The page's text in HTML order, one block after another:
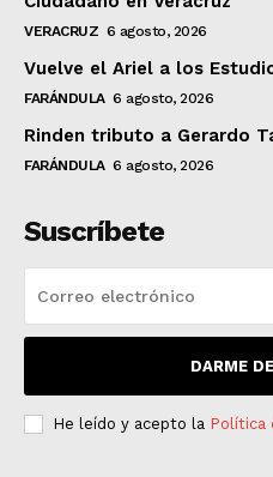
VERACRUZ 6 agosto, 2026
Vuelve el Ariel a los
FARÁNDULA 6 agosto, 2026
Rinden tributo a Gerardo
FARÁNDULA 6 agosto, 2026
Suscríbete
DARME
He leído y acepto la Política